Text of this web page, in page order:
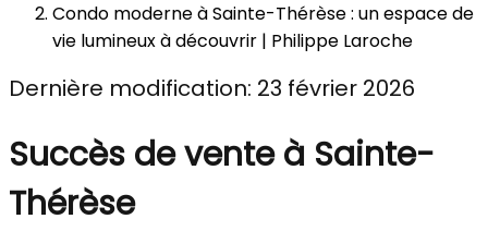
Condo moderne à Sainte-Thérèse : un espace de
vie lumineux à découvrir | Philippe Laroche
Dernière modification: 23 février 2026
Succès de vente à Sainte-
Thérèse